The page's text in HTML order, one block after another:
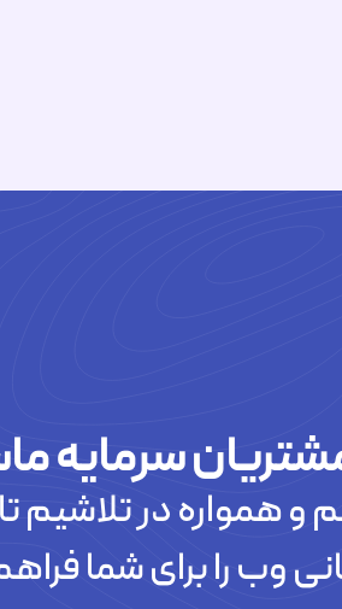
سرمایه
همواره در تلاشیم
وب را برای شما